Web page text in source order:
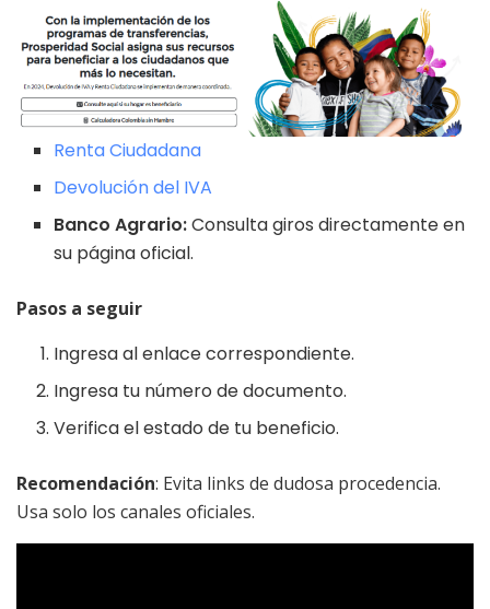
Renta Ciudadana
Devolución del IVA
Banco Agrario:Consulta giros directamente en
su página oficial.
Pasos a seguir
Ingresa al enlace correspondiente.
Ingresa tu número de documento.
Verifica el estado de tu beneficio.
Recomendación: Evita links de dudosa procedencia.
Usa solo los canales oficiales.